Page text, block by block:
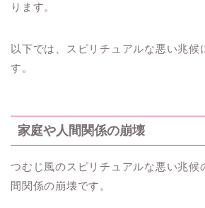
ります。
以下では、スピリチュアルな悪い兆候
す。
家庭や人間関係の崩壊
つむじ風のスピリチュアルな悪い兆候
間関係の崩壊です。